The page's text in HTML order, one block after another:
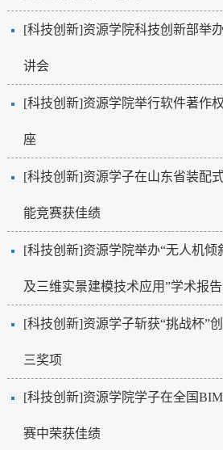
[科技创新]资源学院科技创新部举
讲会
[科技创新]资源学院举行软件著作
座
[科技创新]资源学子在山东省装配
能竞赛获佳绩
[科技创新]资源学院举办“无人机倾
及三维实景建模技术应用”学术报
[科技创新]资源学子斩获“挑战杯”
三奖项
[科技创新]资源学院学子在全国
赛中荣获佳绩